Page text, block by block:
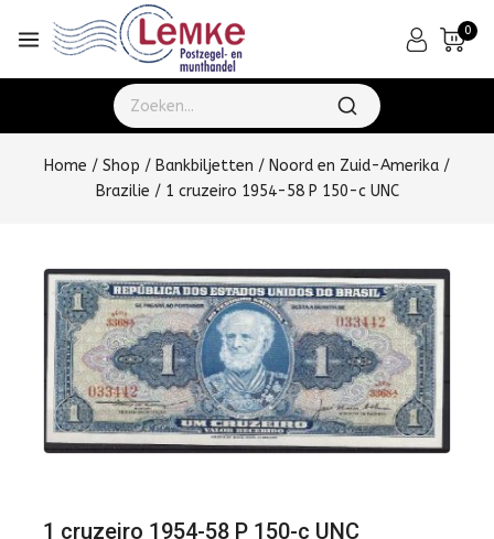
0
Home / Shop / Bankbiljetten / Noord en Zuid-Amerika /
Brazilie / 1 cruzeiro 1954-58 P 150-c UNC
1 cruzeiro 1954-58 P 150-c UNC